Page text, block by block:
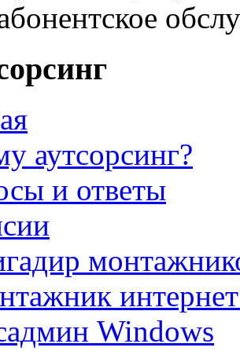
аутсорсинг?
и ответы
Windows